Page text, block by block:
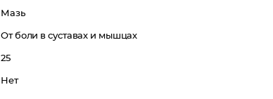
Мазь
От боли в суставах и мышцах
25
Нет